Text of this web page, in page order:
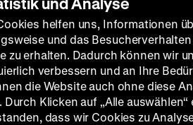
helfen uns, Informationen
und das
zu erhalten. Dadurch können wir
verbessern und an Ihre
die Website auch ohne diese
Durch Klicken auf „Alle auswählen“
dass wir Cookies zu